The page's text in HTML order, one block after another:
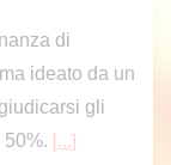
gli
euro su depur